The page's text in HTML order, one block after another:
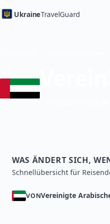
UkraineTravelGuard
WAS ÄNDERT SICH,
Schnellübersicht für
VONVereinigte